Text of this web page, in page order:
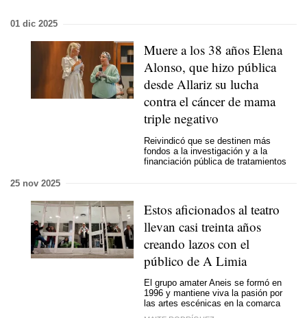
01 dic 2025
Muere a los 38 años Elena
Alonso, que hizo pública
desde Allariz su lucha
contra el cáncer de mama
triple negativo
Reivindicó que se destinen más
fondos a la investigación y a la
financiación pública de tratamientos
25 nov 2025
Estos aficionados al teatro
llevan casi treinta años
creando lazos con el
público de A Limia
El grupo amater Aneis se formó en
1996 y mantiene viva la pasión por
las artes escénicas en la comarca